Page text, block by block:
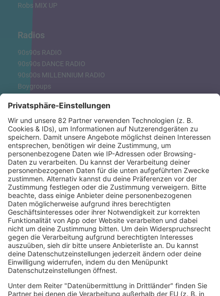
Robs MIX UP
Radios
90s90s RADIO
90s90s DANCE RADIO
90s00s MILLENNIUM RADIO
Boygroups
Clubhits
Dinnerparty
Eurodance
Grunge
Hiphop & Rap
Hiphop deutsch
House
Ibiza
Loveparade
Lovesongs
Mayday
Rave
Reggae
RnB Ballads
Rock
Soul & RnB